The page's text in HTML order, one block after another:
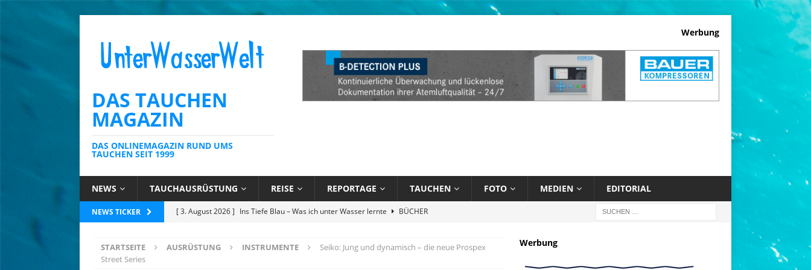
DAS TAUCHEN
MAGAZIN
DAS ONLINEMAGAZIN RUND UMS
TAUCHEN SEIT 1999
Werbung
NEWS TAUCHAUSRÜSTUNG REISE REPORTAGE TAUCHEN FOTO MEDIEN EDITORIAL
NEWS TICKER [ 23. Juli 2026 ] Tobago: Wo Atlantik und Karibik verschmelzen
NEWS
für Meeresbildung
NATUR
STARTSEITE AUSRÜSTUNG INSTRUMENTE
Seiko: Jung und dynamisch – die neue Prospex
Street Series
Werbung